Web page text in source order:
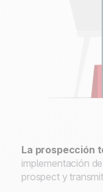
La prospección
implementación
prospecty